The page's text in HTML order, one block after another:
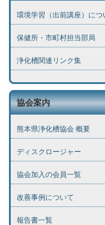
環境学習（出前講座）につ
保健所・市町村担当部局
浄化槽関連リンク集
協会案内
熊本県浄化槽協会 概要
ディスクロージャー
協会加入の会員一覧
改善事例について
報告書一覧